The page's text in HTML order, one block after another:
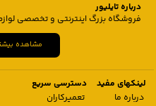
درباره تایلیور
فروشگاه بزرگ اینترنتی و تخصصی
مشاهده
لینکهای مفید
درباره ما
دسترسی سریع
تعمیرکاران